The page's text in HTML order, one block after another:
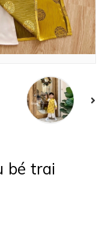
bé trai